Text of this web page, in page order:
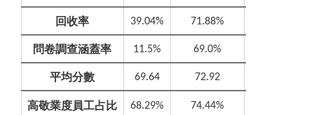
回收率 39.04% 71.88%
問卷調查涵蓋率 11.5% 69.0%
平均分數 69.64 72.92
高敬業度員工占比 68.29% 74.44%